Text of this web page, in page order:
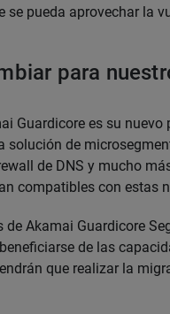
se pueda aprovechar la
para
Guardicore es su
solución de
de DNS y mucho
compatibles con estas
de Akamai Guardicore
de las
que realizar la